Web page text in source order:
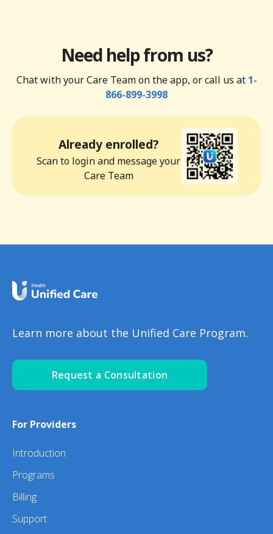
Need help from us?
Chat with your Care Team on the app, or call us at 1-
866-899-3998
Already enrolled?
Scan to login and message your
Care Team
Learn more about the Unified Care Program.
Request a Consultation
For Providers
Introduction
Programs
Billing
Support